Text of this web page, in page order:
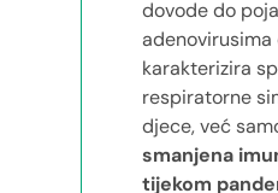
dovode do
karakterizira
respiratorne
djece, već
smanjena
tijekom